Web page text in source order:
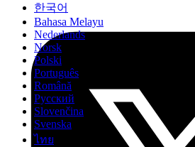
한국어
Bahasa Melayu
Nederlands
Norsk
Polski
Português
Română
Русский
Slovenčina
Svenska
ไทย